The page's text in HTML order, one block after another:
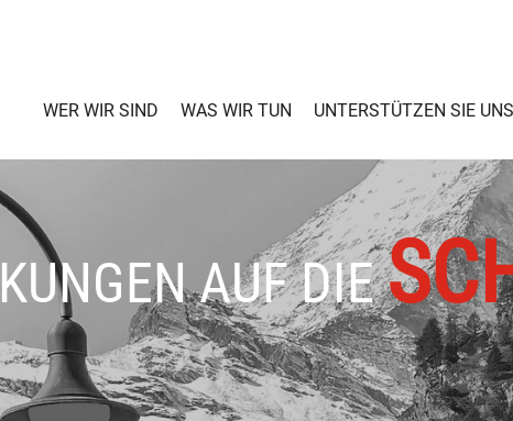
WER WIR SIND WAS WIR TUN UNTERSTÜTZEN SIE UNS
AUF DIE